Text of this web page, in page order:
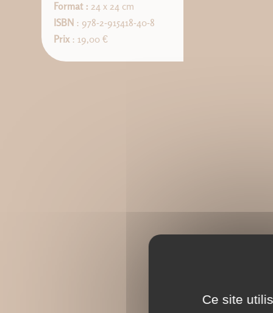
Format : 24 x 24 cm
ISBN : 978-2-915418-40-8
Prix: 19,00 €
Ce site